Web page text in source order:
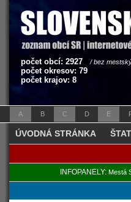
počet obcí: 2927 / bez
počet okresov: 79
počet krajov: 8
A B C D E
ÚVODNÁ STRÁNKA
INFOPANELY: Mestá